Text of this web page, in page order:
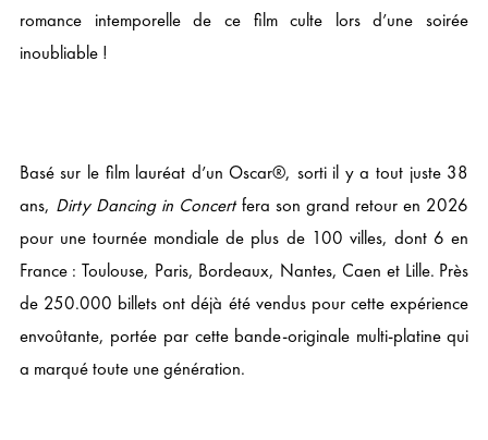
romance intemporelle de ce film culte lors d’une soirée
inoubliable !
Basé sur le film lauréat d’un Oscar®, sorti il y a tout juste 38
ans, Dirty Dancing in Concertfera son grand retour en 2026
pour une tournée mondiale de plus de 100 villes, dont 6 en
France : Toulouse, Paris, Bordeaux, Nantes, Caen et Lille. Près
de 250.000 billets ont déjà été vendus pour cette expérience
envoûtante, portée par cette bande-originale multi-platine qui
a marqué toute une génération.